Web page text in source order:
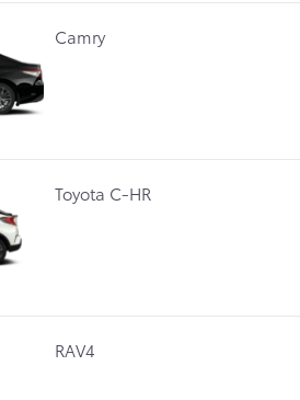
Camry
Toyota C-HR
RAV4